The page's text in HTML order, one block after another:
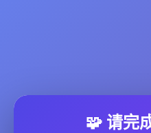
🧩 请完